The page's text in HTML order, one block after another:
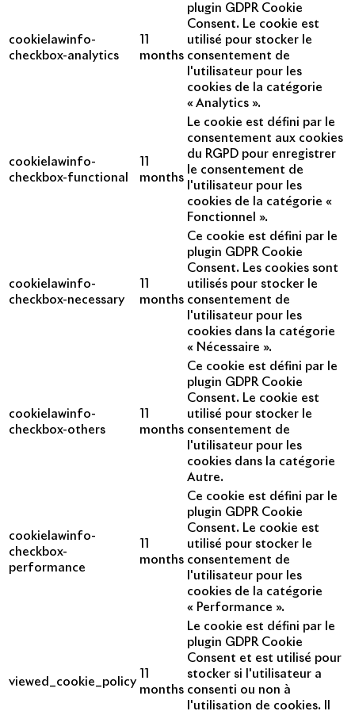
cookielawinfo-
checkbox-analytics
months
plugin GDPR Cookie
Consent. Le cookie est
utilisé pour stocker le
consentement de
l'utilisateur pour les
cookies de la catégorie
« Analytics ».
cookielawinfo-
checkbox-functional
months
Le cookie est défini par le
consentement aux cookies
du RGPD pour enregistrer
le consentement de
l'utilisateur pour les
cookies de la catégorie «
Fonctionnel ».
cookielawinfo-
checkbox-necessary
months
Ce cookie est défini par le
plugin GDPR Cookie
Consent. Les cookies sont
utilisés pour stocker le
consentement de
l'utilisateur pour les
cookies dans la catégorie
« Nécessaire ».
cookielawinfo-
checkbox-others
months
Ce cookie est défini par le
plugin GDPR Cookie
Consent. Le cookie est
utilisé pour stocker le
consentement de
l'utilisateur pour les
cookies dans la catégorie
Autre.
cookielawinfo-
checkbox-
performance
months
Ce cookie est défini par le
plugin GDPR Cookie
Consent. Le cookie est
utilisé pour stocker le
consentement de
l'utilisateur pour les
cookies de la catégorie
« Performance ».
viewed_cookie_policy
months
Le cookie est défini par le
plugin GDPR Cookie
Consent et est utilisé pour
stocker si l'utilisateur a
consenti ou non à
l'utilisation de cookies. Il